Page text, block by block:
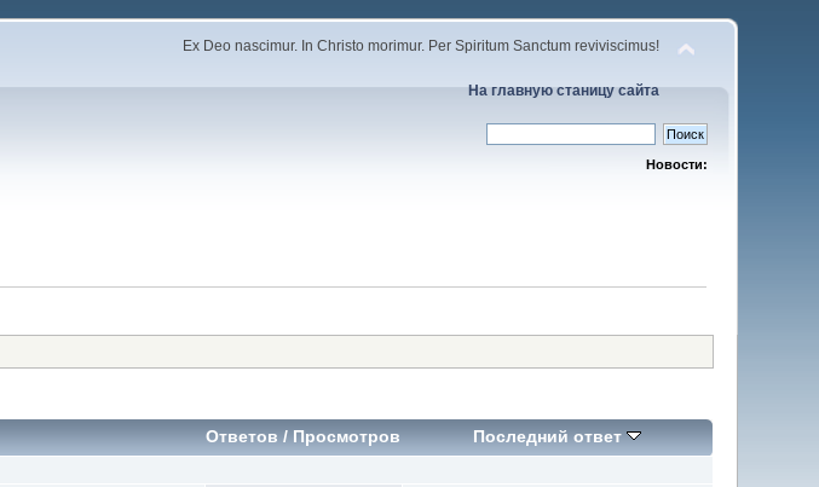
Ex Deo nascimur. In Christo morimur. Per Spiritum Sanctum reviviscimus!
На главную станицу сайта
Новости:
Ответов /Просмотров Последний ответ